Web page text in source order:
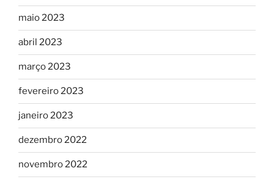
maio 2023
abril 2023
março 2023
fevereiro 2023
janeiro 2023
dezembro 2022
novembro 2022